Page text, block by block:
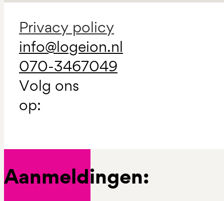
Privacy policy
info@logeion.nl
070-3467049
Volg ons
op:
Aanmeldingen: